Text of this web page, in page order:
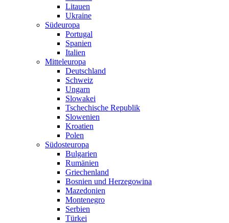
Litauen
Ukraine
Südeuropa
Portugal
Spanien
Italien
Mitteleuropa
Deutschland
Schweiz
Ungarn
Slowakei
Tschechische Republik
Slowenien
Kroatien
Polen
Südosteuropa
Bulgarien
Rumänien
Griechenland
Bosnien und Herzegowina
Mazedonien
Montenegro
Serbien
Türkei